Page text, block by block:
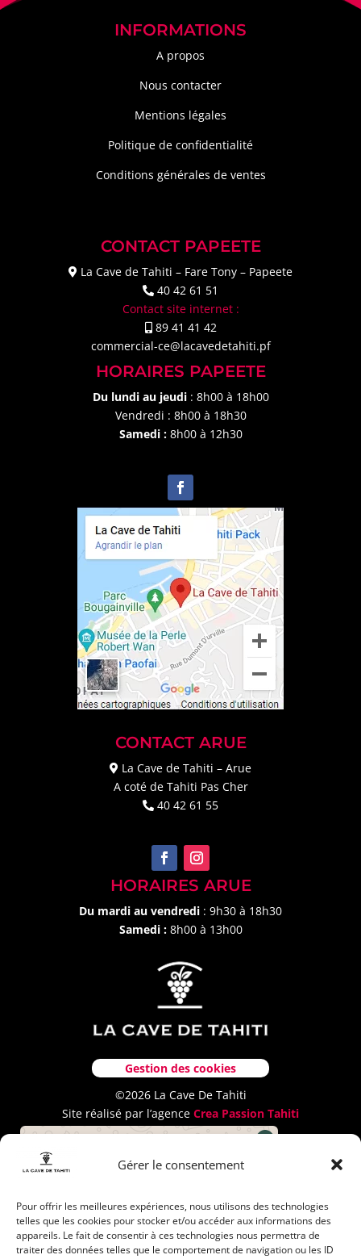
Gérer le consentement
Pour offrir les meilleures expériences, nous utilisons des technologies
telles que les cookies pour stocker et/ou accéder aux informations des
appareils. Le fait de consentir à ces technologies nous permettra de
traiter des données telles que le comportement de navigation ou les ID
INFORMATIONS
A propos
Nous contacter
Mentions légales
Politique de confidentialité
Conditions générales de ventes
CONTACT PAPEETE
La Cave de Tahiti – Fare Tony – Papeete
40 42 61 51
Contact site internet :
89 41 41 42
commercial-ce@lacavedetahiti.pf
HORAIRES PAPEETE
Du lundi au jeudi: 8h00 à 18h00
Vendredi : 8h00 à 18h30
Samedi : 8h00 à 12h30
CONTACT ARUE
La Cave de Tahiti – Arue
A coté de Tahiti Pas Cher
40 42 61 55
HORAIRES ARUE
Du mardi au vendredi : 9h30 à 18h30
Samedi : 8h00 à 13h00
Gestion des cookies
©2026 La Cave De Tahiti
Site réalisé par l’agence Crea Passion Tahiti
L’abus d’alcool est dangereux pour
la santé, à consommer avec
Comment pouvons nous vous